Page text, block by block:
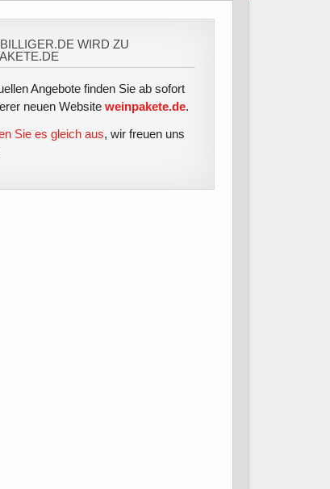
WIRD ZU
Angebote finden Sie ab sofort
neuen Websiteweinpakete.de.
Sie es gleich aus, wir freuen uns